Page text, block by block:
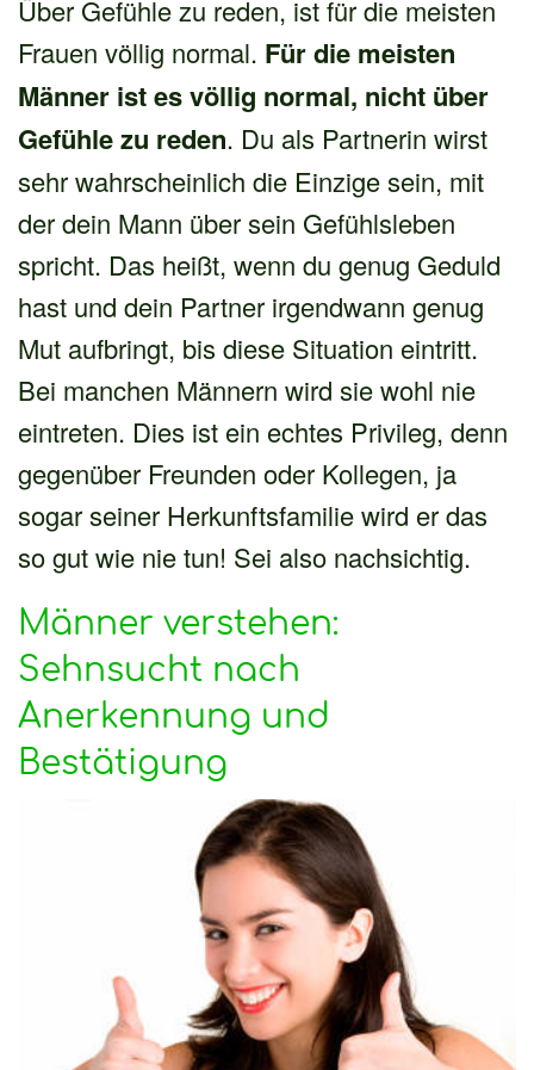
Über Gefühle zu reden, ist für die meisten
Frauen völlig normal. Für die meisten
Männer ist es völlig normal, nicht über
Gefühle zu reden. Du als Partnerin wirst
sehr wahrscheinlich die Einzige sein, mit
der dein Mann über sein Gefühlsleben
spricht. Das heißt, wenn du genug Geduld
hast und dein Partner irgendwann genug
Mut aufbringt, bis diese Situation eintritt.
Bei manchen Männern wird sie wohl nie
eintreten. Dies ist ein echtes Privileg, denn
gegenüber Freunden oder Kollegen, ja
sogar seiner Herkunftsfamilie wird er das
so gut wie nie tun! Sei also nachsichtig.
Männer verstehen:
Sehnsucht nach
Anerkennung und
Bestätigung